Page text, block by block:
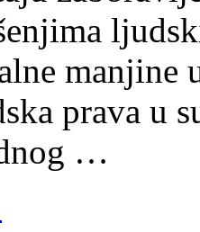
manjine
prava u
…